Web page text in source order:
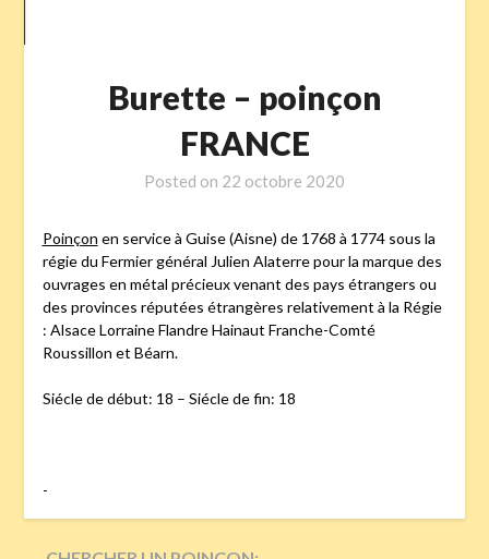
Burette – poinçon
FRANCE
Posted on 22 octobre 2020
Poinçon en service à Guise (Aisne) de 1768 à 1774 sous la
régie du Fermier général Julien Alaterre pour la marque des
ouvrages en métal précieux venant des pays étrangers ou
des provinces réputées étrangères relativement à la Régie
: Alsace Lorraine Flandre Hainaut Franche-Comté
Roussillon et Béarn.
Siécle de début: 18 – Siécle de fin: 18
-